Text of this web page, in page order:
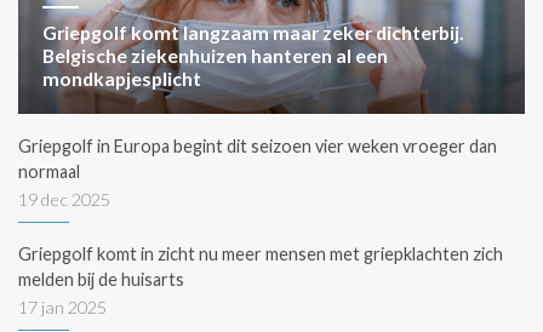
Griepgolf komt langzaam maar zeker dichterbij.
Belgische ziekenhuizen hanteren al een
mondkapjesplicht
Griepgolf in Europa begint dit seizoen vier weken vroeger dan
normaal
19 dec 2025
Griepgolf komt in zicht nu meer mensen met griepklachten zich
melden bij de huisarts
17 jan 2025